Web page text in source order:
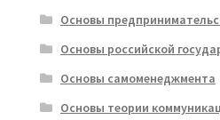
Основы
Основы российской
Основы самоменеджмента
Основы теории